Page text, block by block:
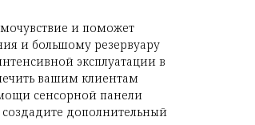
и поможет
и большому резервуару
эксплуатации в
вашим клиентам
сенсорной панели
дополнительный